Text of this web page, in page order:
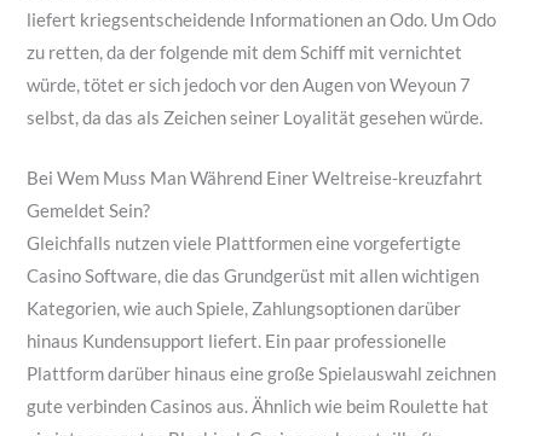
liefert kriegsentscheidende Informationen an Odo. Um Odo
zu retten, da der folgende mit dem Schiff mit vernichtet
würde, tötet er sich jedoch vor den Augen von Weyoun 7
selbst, da das als Zeichen seiner Loyalität gesehen würde.
Bei Wem Muss Man Während Einer Weltreise-kreuzfahrt
Gemeldet Sein?
Gleichfalls nutzen viele Plattformen eine vorgefertigte
Casino Software, die das Grundgerüst mit allen wichtigen
Kategorien, wie auch Spiele, Zahlungsoptionen darüber
hinaus Kundensupport liefert. Ein paar professionelle
Plattform darüber hinaus eine große Spielauswahl zeichnen
gute verbinden Casinos aus. Ähnlich wie beim Roulette hat